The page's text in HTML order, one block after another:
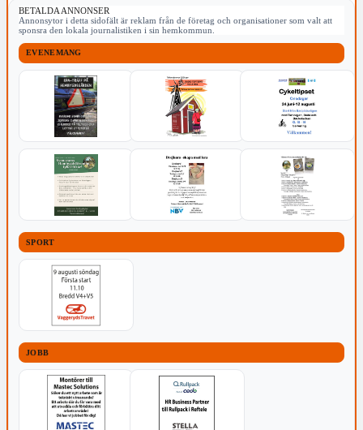
BETALDA ANNONSER
Annonsytor i detta sidofält är reklam från de företag och organisationer som valt att
sponsra den lokala journalistiken i sin hemkommun.
EVENEMANG
SPORT
JOBB